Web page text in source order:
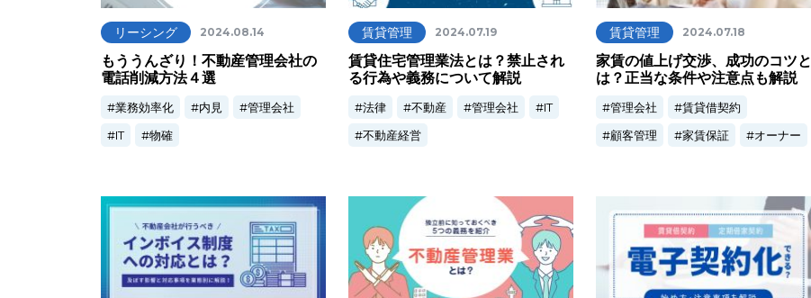
リーシング 2024.08.14
もううんざり！不動産管理会社の
電話削減方法４選
業務効率化 内見
管理会社
IT
物確
賃貸管理 2024.07.19
賃貸住宅管理業法とは？禁止され
る行為や義務について解説
法律 不動産 管理会社
IT
不動産経営
賃貸管理 2024.07.18
家賃の値上げ交渉、成功のコツと
は？正当な条件や注意点も解説
管理会社
賃貸借契約
顧客管理
家賃保証 オーナー